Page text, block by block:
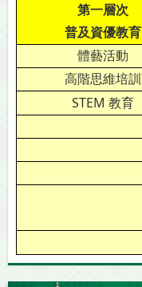
第一層次
普及資優教育
體藝活動
高階思維培訓
STEM 教育